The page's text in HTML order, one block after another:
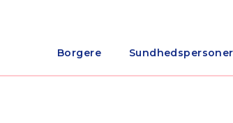
Borgere Sundhedspersoner